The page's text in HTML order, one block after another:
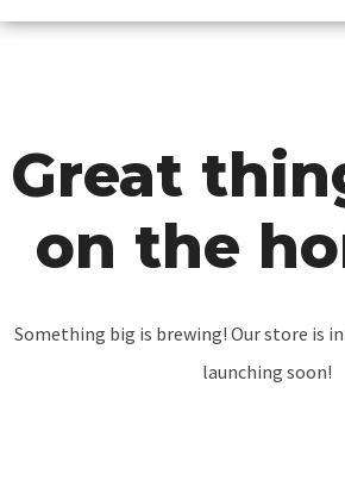
Great
on the
Something big is brewing! Our store is
launching soon!